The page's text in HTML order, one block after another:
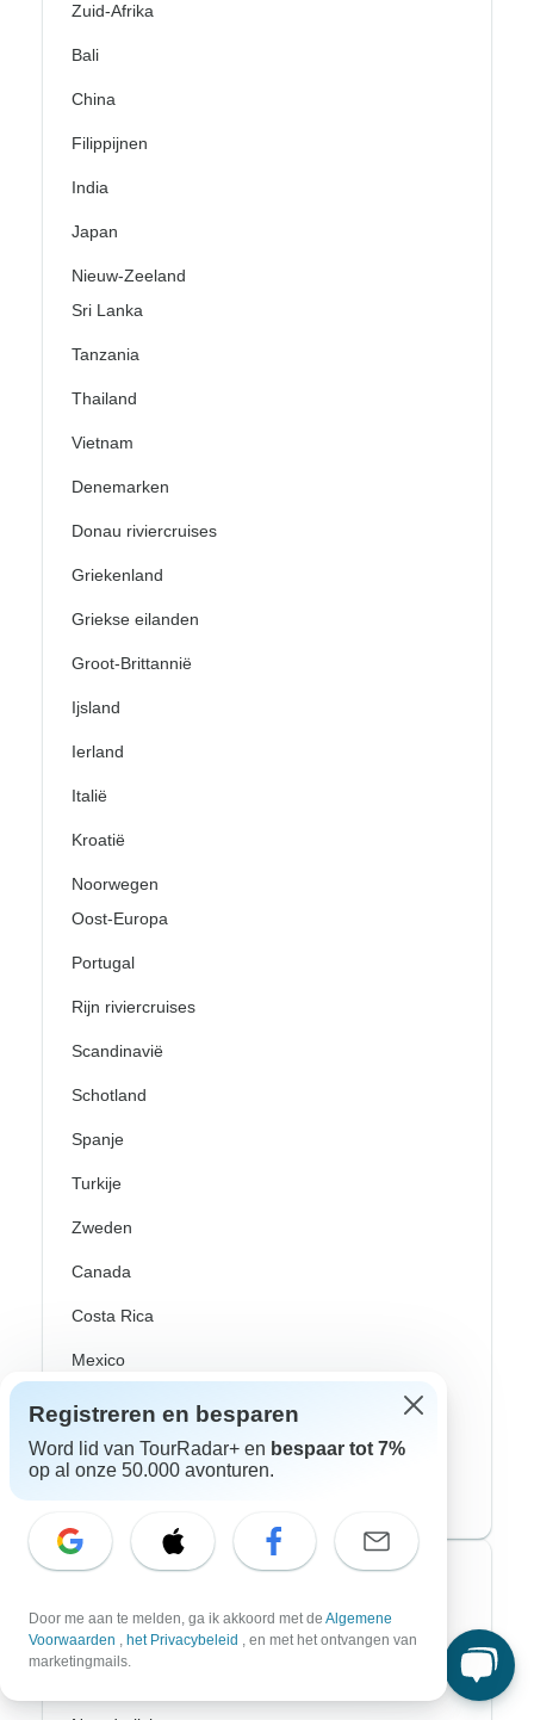
Zuid-Afrika
Bali
China
Filippijnen
India
Japan
Nieuw-Zeeland
Sri Lanka
Tanzania
Thailand
Vietnam
Denemarken
Donau riviercruises
Griekenland
Griekse eilanden
Groot-Brittannië
Ijsland
Ierland
Italië
Kroatië
Noorwegen
Oost-Europa
Portugal
Rijn riviercruises
Scandinavië
Schotland
Spanje
Turkije
Zweden
Canada
Costa Rica
Mexico
Peru
USA
Top avonturenstijlen
Avontuurlijke rondreizen
Registreren en besparen
Word lid van TourRadar+ en bespaar tot 7%
op al onze 50.000 avonturen.
Door me aan te melden, ga ik akkoord met de Algemene
Voorwaarden , het Privacybeleid , en met het ontvangen van
marketingmails.